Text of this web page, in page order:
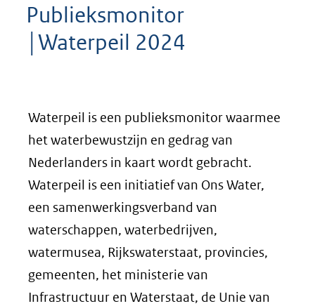
Publieksmonitor
│Waterpeil 2024
Waterpeil is een publieksmonitor waarmee
het waterbewustzijn en gedrag van
Nederlanders in kaart wordt gebracht.
Waterpeil is een initiatief van Ons Water,
een samenwerkingsverband van
waterschappen, waterbedrijven,
watermusea, Rijkswaterstaat, provincies,
gemeenten, het ministerie van
Infrastructuur en Waterstaat, de Unie van